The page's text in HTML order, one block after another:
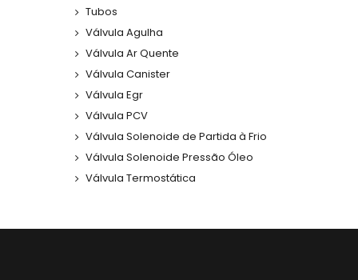
Tubos
Válvula Agulha
Válvula Ar Quente
Válvula Canister
Válvula Egr
Válvula PCV
Válvula Solenoide de Partida à Frio
Válvula Solenoide Pressão Óleo
Válvula Termostática